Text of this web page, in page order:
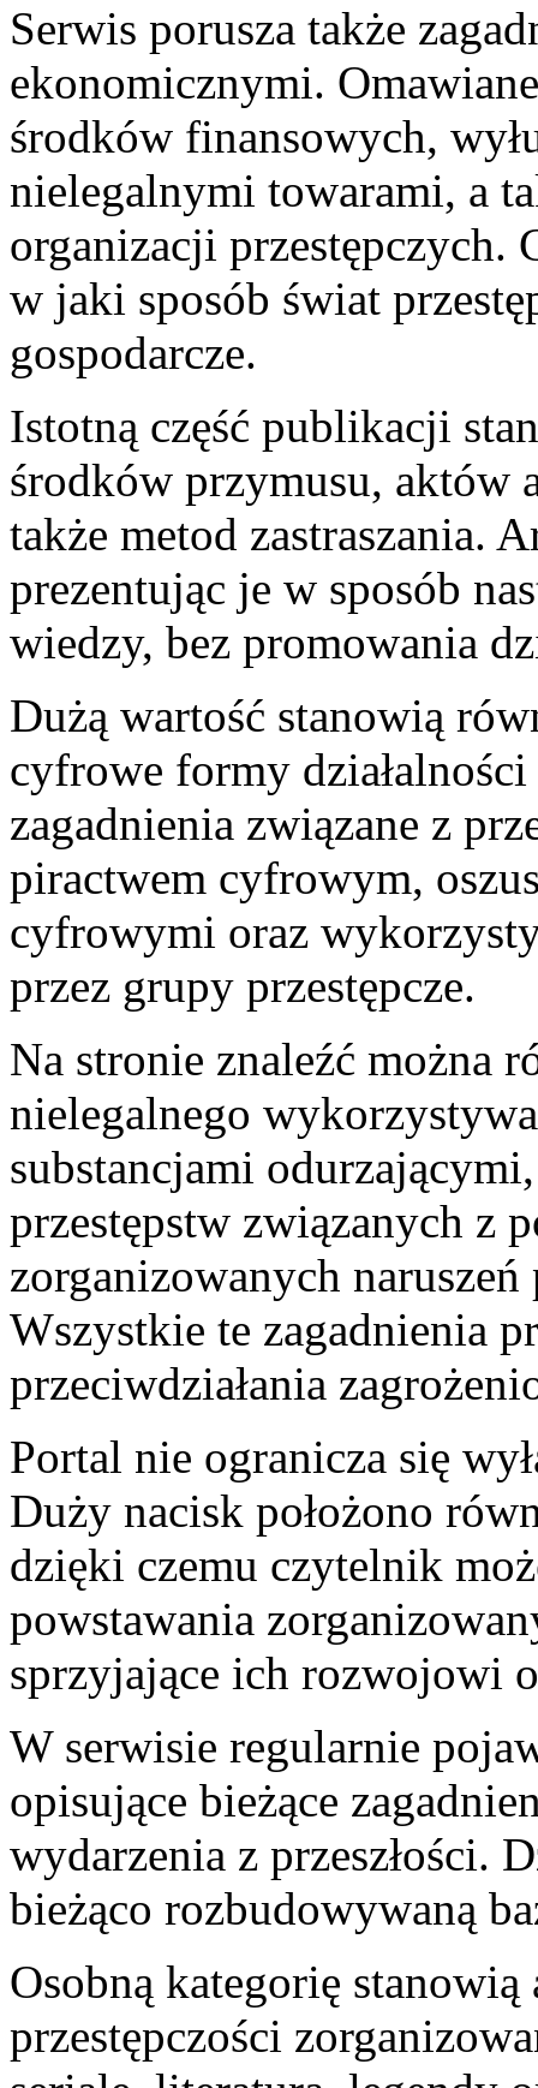
Serwis porusza także
ekonomicznymi.
środków finansowych,
nielegalnymi towarami, a
organizacji przestępczych.
w jaki sposób świat
gospodarcze.
Istotną część publikacji
środków przymusu, aktów
także metod zastraszania.
prezentując je w sposób
wiedzy, bez promowania
Dużą wartość stanowią
cyfrowe formy
zagadnienia związane z
piractwem cyfrowym,
cyfrowymi oraz
przez grupy przestępcze.
Na stronie znaleźć można
nielegalnego
substancjami
przestępstw związanych z
zorganizowanych
Wszystkie te zagadnienia
przeciwdziałania
Portal nie ogranicza się
Duży nacisk położono
dzięki czemu czytelnik
powstawania
sprzyjające ich rozwojowi
W serwisie regularnie
opisujące bieżące
wydarzenia z przeszłości.
bieżąco rozbudowywaną
Osobną kategorię
przestępczości